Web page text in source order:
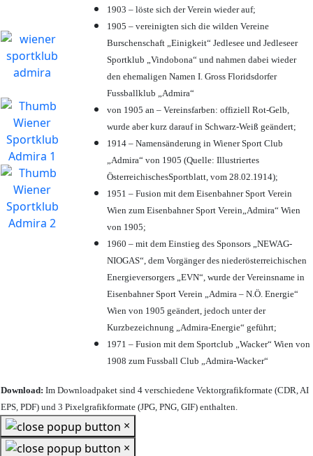
1903 – löste sich der Verein wieder auf;
1905 – vereinigten sich die wilden Vereine
Burschenschaft „Einigkeit“ Jedlesee und Jedleseer
Sportklub „Vindobona“ und nahmen dabei wieder
den ehemaligen Namen I. Gross Floridsdorfer
Fussballklub „Admira“
von 1905 an – Vereinsfarben: offiziell Rot-Gelb,
wurde aber kurz darauf in Schwarz-Weiß geändert;
1914 – Namensänderung in Wiener Sport Club
„Admira“ von 1905 (Quelle: Illustriertes
ÖsterreichischesSportblatt, vom 28.02.1914);
1951 – Fusion mit dem Eisenbahner Sport Verein
Wien zum Eisenbahner Sport Verein„Admira“ Wien
von 1905;
1960 – mit dem Einstieg des Sponsors „NEWAG-
NIOGAS“, dem Vorgänger des niederösterreichischen
Energieversorgers „EVN“, wurde der Vereinsname in
Eisenbahner Sport Verein „Admira – N.Ö. Energie“
Wien von 1905 geändert, jedoch unter der
Kurzbezeichnung „Admira-Energie“ geführt;
1971 – Fusion mit dem Sportclub „Wacker“ Wien von
1908 zum Fussball Club „Admira-Wacker“
Download: Im Downloadpaket sind 4 verschiedene Vektorgrafikformate (CDR, AI
EPS, PDF) und 3 Pixelgrafikformate (JPG, PNG, GIF) enthalten.
×
×